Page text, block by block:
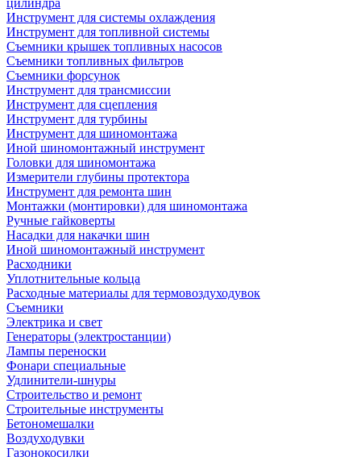
цилиндра
Инструмент для системы охлаждения
Инструмент для топливной системы
Съемники крышек топливных насосов
Съемники топливных фильтров
Съемники форсунок
Инструмент для трансмиссии
Инструмент для сцепления
Инструмент для турбины
Инструмент для шиномонтажа
Иной шиномонтажный инструмент
Головки для шиномонтажа
Измерители глубины протектора
Инструмент для ремонта шин
Монтажки (монтировки) для шиномонтажа
Ручные гайковерты
Насадки для накачки шин
Иной шиномонтажный инструмент
Расходники
Уплотнительные кольца
Расходные материалы для термовоздуходувок
Съемники
Электрика и свет
Генераторы (электростанции)
Лампы переноски
Фонари специальные
Удлинители-шнуры
Строительство и ремонт
Строительные инструменты
Бетономешалки
Воздуходувки
Газонокосилки